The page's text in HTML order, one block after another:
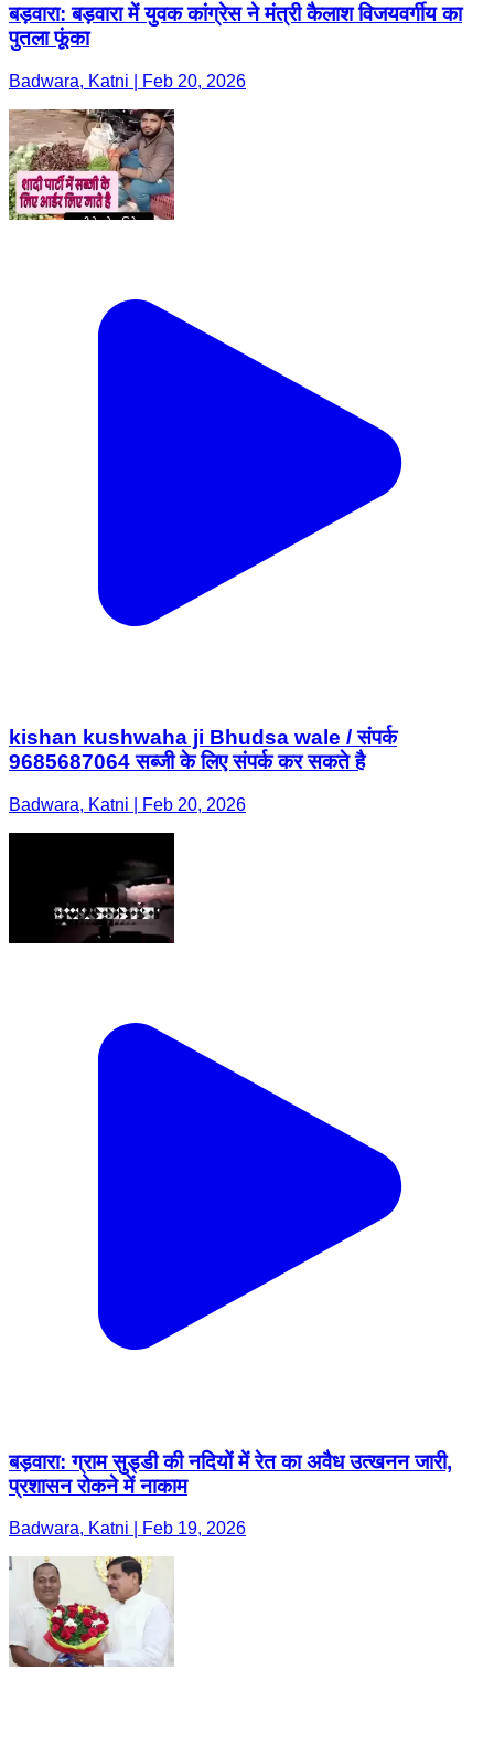
बड़वारा: बड़वारा में युवक कांग्रेस ने मंत्री कैलाश विजयवर्गीय का
पुतला फूंका
Badwara, Katni | Feb 20, 2026
kishan kushwaha ji Bhudsa wale / संपर्क
9685687064 सब्जी के लिए संपर्क कर सकते है
Badwara, Katni | Feb 20, 2026
बड़वारा: ग्राम सुड्डी की नदियों में रेत का अवैध उत्खनन जारी,
प्रशासन रोकने में नाकाम
Badwara, Katni | Feb 19, 2026